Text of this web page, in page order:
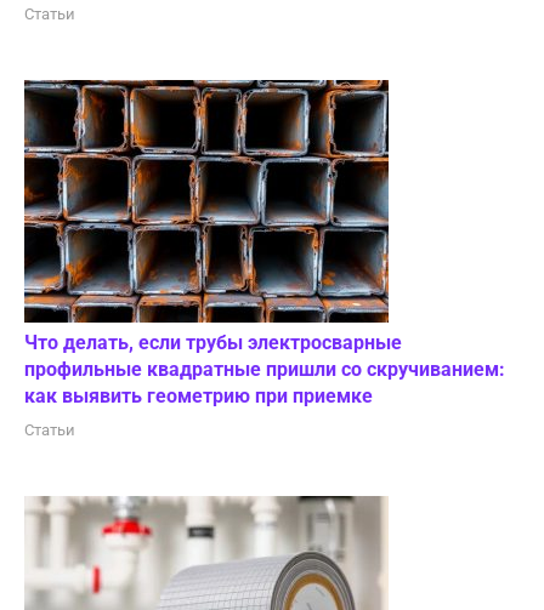
Статьи
Что делать, если трубы электросварные
профильные квадратные пришли со скручиванием:
как выявить геометрию при приемке
Статьи